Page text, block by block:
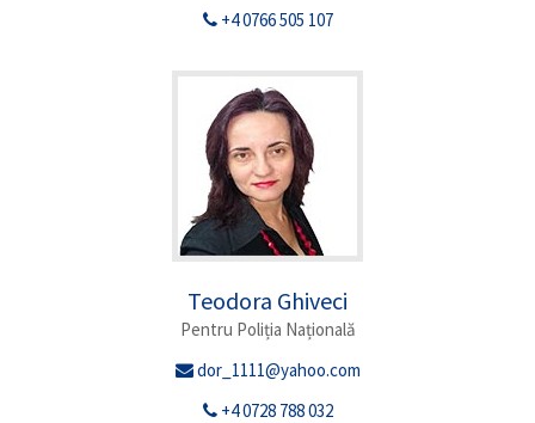
+4 0766 505 107
Teodora Ghiveci
Pentru Poliția Națională
dor_1111@yahoo.com
+4 0728 788 032